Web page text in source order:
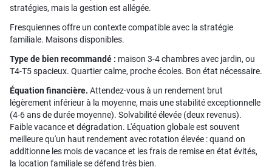
stratégies, mais la gestion est allégée.
Fresquiennes offre un contexte compatible avec la stratégie
familiale. Maisons disponibles.
Type de bien recommandé : maison 3-4 chambres avec jardin, ou
T4-T5 spacieux. Quartier calme, proche écoles. Bon état nécessaire.
Équation financière. Attendez-vous à un rendement brut
légèrement inférieur à la moyenne, mais une stabilité exceptionnelle
(4-6 ans de durée moyenne). Solvabilité élevée (deux revenus).
Faible vacance et dégradation. L'équation globale est souvent
meilleure qu'un haut rendement avec rotation élevée : quand on
additionne les mois de vacance et les frais de remise en état évités,
la location familiale se défend très bien.